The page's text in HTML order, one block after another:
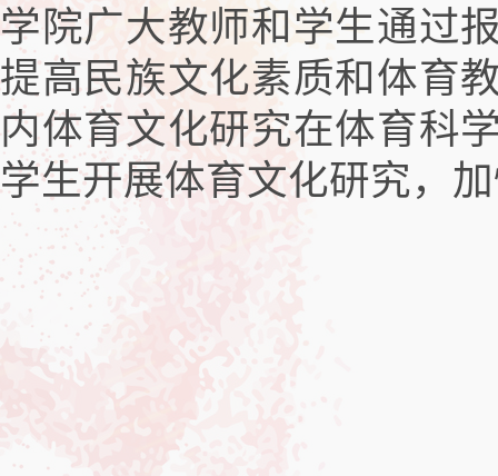
学院广大教师和学生通过
提高民族文化素质和体育
内体育文化研究在体育科
学生开展体育文化研究，